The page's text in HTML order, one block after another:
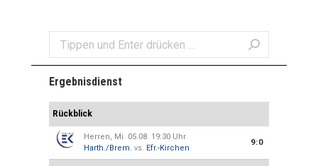
Search:
Ergebnisdienst
Rückblick
Herren, Mi. 05.08. 19:30 Uhr
Harth./Brem. vs. Efr.-Kirchen
9:0